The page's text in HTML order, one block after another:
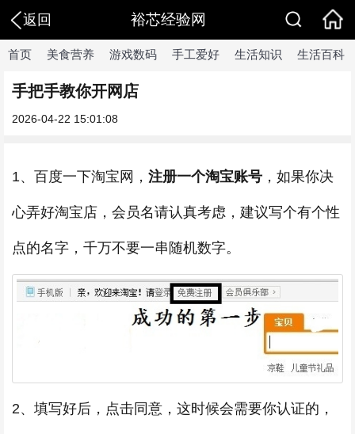
返回 裕芯经验网
首页 美食营养 游戏数码 手工爱好 生活知识 生活百科
手把手教你开网店
2026-04-22 15:01:08
1、百度一下淘宝网， 注册一个淘宝账号 ，如果你决
心弄好淘宝店，会员名请认真考虑，建议写个有个性
点的名字，千万不要一串随机数字。
2、填写好后，点击同意，这时候会需要你认证的，